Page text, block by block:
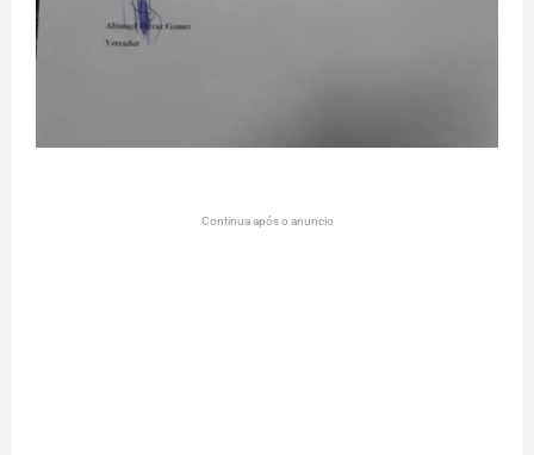
Continua após o anuncio